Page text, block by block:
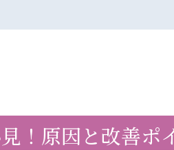
！原因と改善ポ